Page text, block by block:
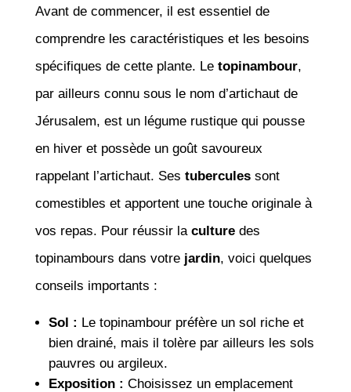
Avant de commencer, il est essentiel de
comprendre les caractéristiques et les besoins
spécifiques de cette plante. Le topinambour,
par ailleurs connu sous le nom d’artichaut de
Jérusalem, est un légume rustique qui pousse
en hiver et possède un goût savoureux
rappelant l’artichaut. Ses tuberculessont
comestibles et apportent une touche originale à
vos repas. Pour réussir la culturedes
topinambours dans votre jardin, voici quelques
conseils importants :
Sol : Le topinambour préfère un sol riche et
bien drainé, mais il tolère par ailleurs les sols
pauvres ou argileux.
Exposition : Choisissez un emplacement